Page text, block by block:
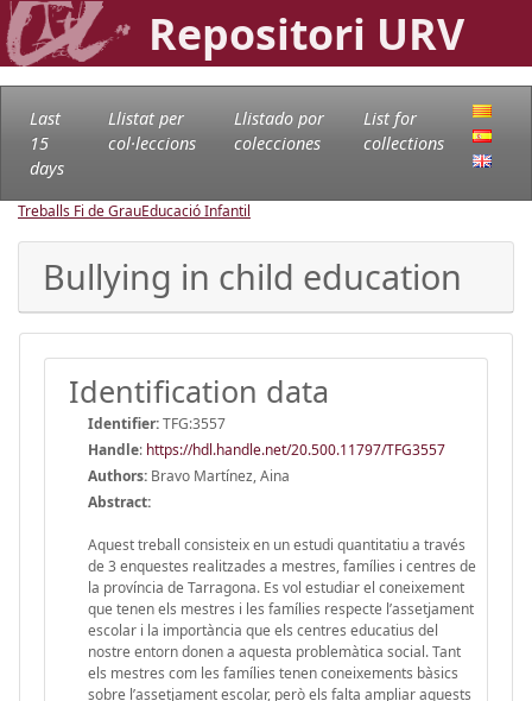
Repositori URV
Last
15
days
Llistat per
col·leccions
Llistado por
colecciones
List for
collections
Treballs Fi de GrauEducació Infantil
Bullying in child education
Identification data
Identifier:TFG:3557
Handle: https://hdl.handle.net/20.500.11797/TFG3557
Authors: Bravo Martínez, Aina
Abstract:
Aquest treball consisteix en un estudi quantitatiu a través
de 3 enquestes realitzades a mestres, famílies i centres de
la província de Tarragona. Es vol estudiar el coneixement
que tenen els mestres i les famílies respecte l’assetjament
escolar i la importància que els centres educatius del
nostre entorn donen a aquesta problemàtica social. Tant
els mestres com les famílies tenen coneixements bàsics
sobre l’assetjament escolar, però els falta ampliar aquests